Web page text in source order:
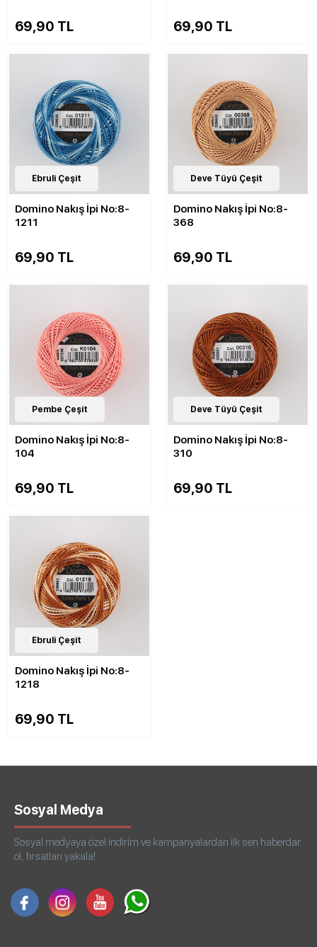
69,90 TL 69,90 TL
143Çeşit
Ebruli Çeşit
Domino Nakış İpi No:8-
1211
69,90 TL
143Çeşit
Deve Tüyü Çeşit
Domino Nakış İpi No:8-
368
69,90 TL
143Çeşit
Pembe Çeşit
Domino Nakış İpi No:8-
104
69,90 TL
143Çeşit
Deve Tüyü Çeşit
Domino Nakış İpi No:8-
310
69,90 TL
143Çeşit
Ebruli Çeşit
Domino Nakış İpi No:8-
1218
69,90 TL
Sosyal Medya
Sosyal medyaya özel indirim ve kampanyalardan ilk sen haberdar
ol, fırsatları yakala!